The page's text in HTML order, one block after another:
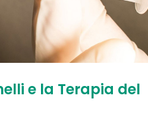
e la Terapia del